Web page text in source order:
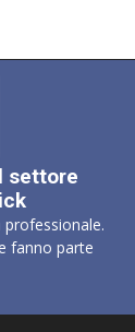
settore
fanno parte